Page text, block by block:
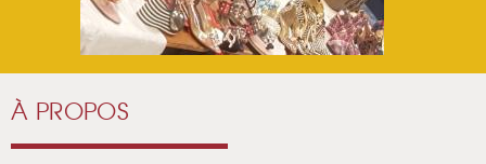
À PROPOS